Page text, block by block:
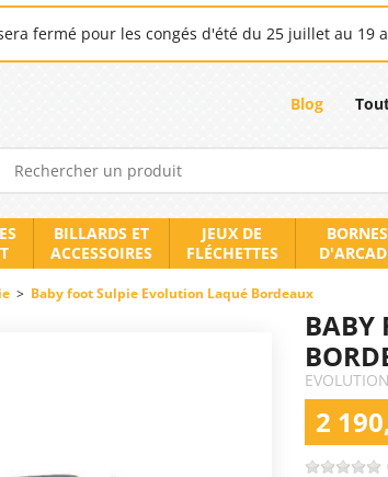
fermé pour les congés d'été du 25 juillet au 19
Blog
BILLARDS ET
ACCESSOIRES
JEUX DE
FLÉCHETTES
BORNES
> Baby foot Sulpie Evolution Laqué Bordeaux
BABY
EVOLUTION
2